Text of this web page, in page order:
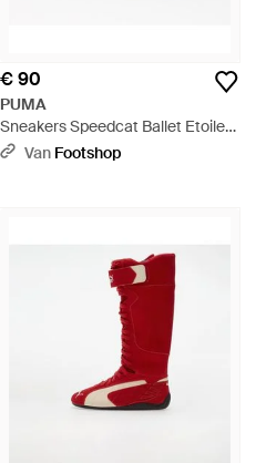
€ 90
PUMA
Sneakers Speedcat Ballet Etoile
Wns Eur - Zwart
Van Footshop